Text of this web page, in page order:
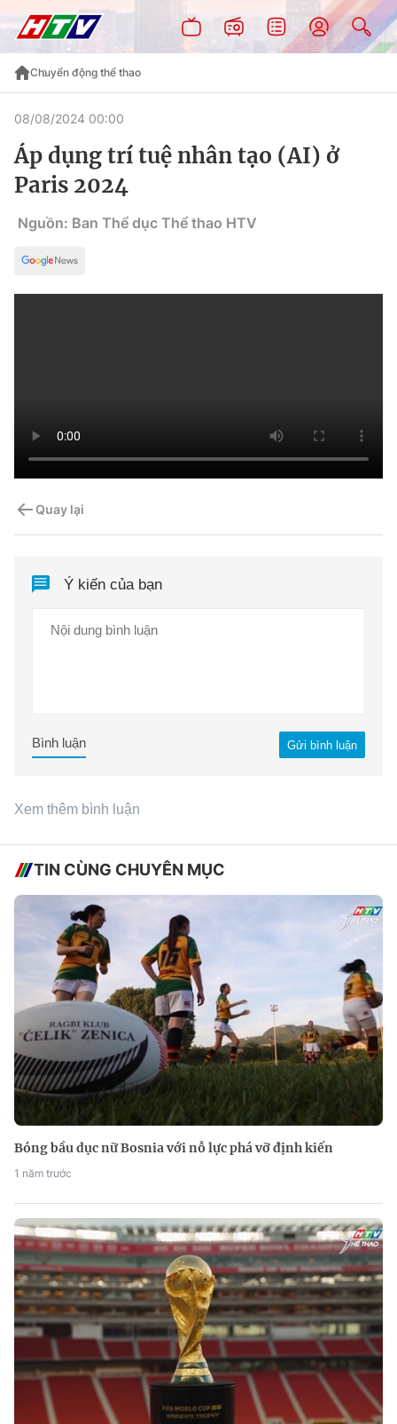
Chuyển động thể thao
08/08/2024 00:00
Áp dụng trí tuệ nhân tạo (AI) ở
Paris 2024
Nguồn: Ban Thể dục Thể thao HTV
Quay lại
Ý kiến của bạn
Gửi bình luận
Bình luận
Xem thêm bình luận
TIN CÙNG CHUYÊN MỤC
Bóng bầu dục nữ Bosnia với nỗ lực phá vỡ định kiến
1 năm trước